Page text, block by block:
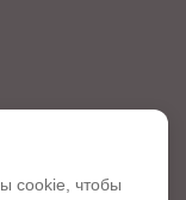
cookie, чтобы